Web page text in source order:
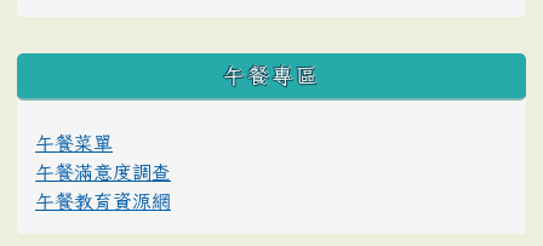
午餐專區
午餐菜單
午餐滿意度調查
午餐教育資源網